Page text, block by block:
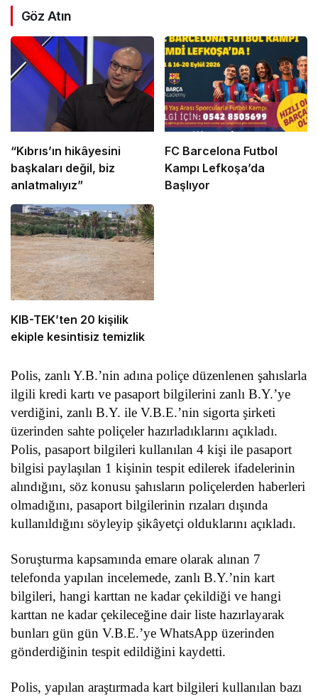
Göz Atın
“Kıbrıs’ın hikâyesini
başkaları değil, biz
anlatmalıyız”
FC Barcelona Futbol
Kampı Lefkoşa’da
Başlıyor
KIB-TEK’ten 20 kişilik
ekiple kesintisiz temizlik
Polis, zanlı Y.B.’nin adına poliçe düzenlenen şahıslarla
ilgili kredi kartı ve pasaport bilgilerini zanlı B.Y.’ye
verdiğini, zanlı B.Y. ile V.B.E.’nin sigorta şirketi
üzerinden sahte poliçeler hazırladıklarını açıkladı.
Polis, pasaport bilgileri kullanılan 4 kişi ile pasaport
bilgisi paylaşılan 1 kişinin tespit edilerek ifadelerinin
alındığını, söz konusu şahısların poliçelerden haberleri
olmadığını, pasaport bilgilerinin rızaları dışında
kullanıldığını söyleyip şikâyetçi olduklarını açıkladı.
Soruşturma kapsamında emare olarak alınan 7
telefonda yapılan incelemede, zanlı B.Y.’nin kart
bilgileri, hangi karttan ne kadar çekildiği ve hangi
karttan ne kadar çekileceğine dair liste hazırlayarak
bunları gün gün V.B.E.’ye WhatsApp üzerinden
gönderdiğinin tespit edildiğini kaydetti.
Polis, yapılan araştırmada kart bilgileri kullanılan bazı